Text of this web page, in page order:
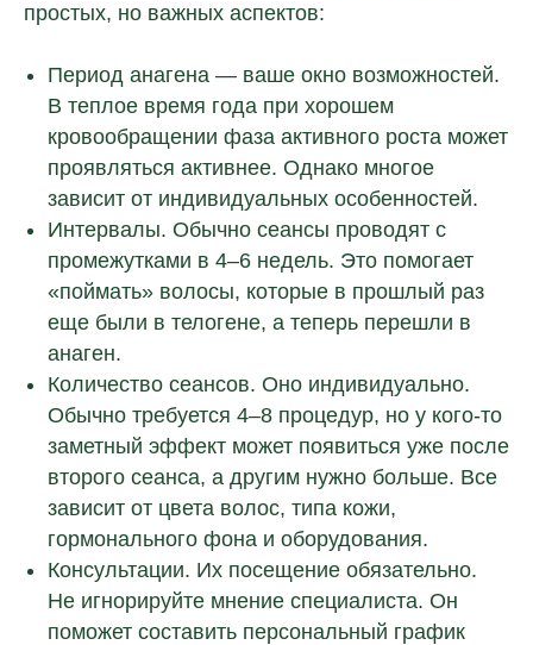
простых, но важных аспектов:
Период анагена — ваше окно возможностей.
В теплое время года при хорошем
кровообращении фаза активного роста может
проявляться активнее. Однако многое
зависит от индивидуальных особенностей.
Интервалы. Обычно сеансы проводят с
промежутками в 4–6 недель. Это помогает
«поймать» волосы, которые в прошлый раз
еще были в телогене, а теперь перешли в
анаген.
Количество сеансов. Оно индивидуально.
Обычно требуется 4–8 процедур, но у кого-то
заметный эффект может появиться уже после
второго сеанса, а другим нужно больше. Все
зависит от цвета волос, типа кожи,
гормонального фона и оборудования.
Консультации. Их посещение обязательно.
Не игнорируйте мнение специалиста. Он
поможет составить персональный график